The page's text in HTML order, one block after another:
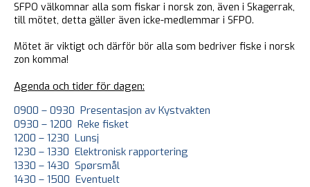
SFPO välkomnar alla som fiskar i norsk zon, även i Skagerrak,
till mötet, detta gäller även icke-medlemmar i SFPO.
Mötet är viktigt och därför bör alla som bedriver fiske i norsk
zon komma!
Agenda och tider för dagen:
0900 – 0930 Presentasjon av Kystvakten
0930 – 1200 Reke fisket
1200 – 1230 Lunsj
1230 – 1330 Elektronisk rapportering
1330 – 1430 Spørsmål
1430 – 1500 Eventuelt